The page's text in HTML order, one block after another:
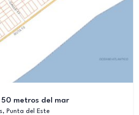
50 metros del mar
Punta del Este